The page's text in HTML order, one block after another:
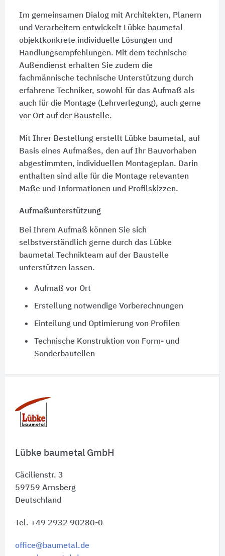
Lübke baumetal GmbH
Cäcilienstr. 3
59759 Arnsberg
Deutschland
Tel. +49 2932 90280-0
office@baumetal.de
Im gemeinsamen Dialog mit Architekten, Planern
und Verarbeitern entwickelt Lübke baumetal
objektkonkrete individuelle Lösungen und
Handlungsempfehlungen. Mit dem technische
Außendienst erhalten Sie zudem die
fachmännische technische Unterstützung durch
erfahrene Techniker, sowohl für das Aufmaß als
auch für die Montage (Lehrverlegung), auch gerne
vor Ort auf der Baustelle.
Mit Ihrer Bestellung erstellt Lübke baumetal, auf
Basis eines Aufmaßes, den auf Ihr Bauvorhaben
abgestimmten, individuellen Montageplan. Darin
enthalten sind alle für die Montage relevanten
Maße und Informationen und Profilskizzen.
Aufmaßunterstützung
Bei Ihrem Aufmaß können Sie sich
selbstverständlich gerne durch das Lübke
baumetal Technikteam auf der Baustelle
unterstützen lassen.
Aufmaß vor Ort
Erstellung notwendige Vorberechnungen
Einteilung und Optimierung von Profilen
Technische Konstruktion von Form- und
Sonderbauteilen
Schnelleinstiege